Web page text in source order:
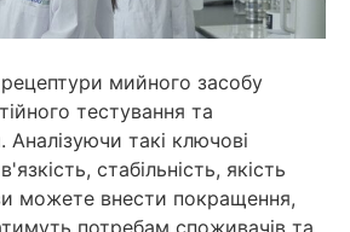
рецептури мийного засобу
тестування та
Аналізуючи такі ключові
стабільність, якість
можете внести покращення,
потребам споживачів та